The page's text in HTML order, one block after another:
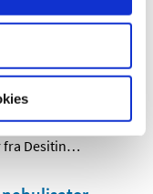
af
Desitin…